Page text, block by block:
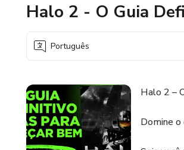
Halo 2 - O Guia
Português
Halo 2 –
Domine